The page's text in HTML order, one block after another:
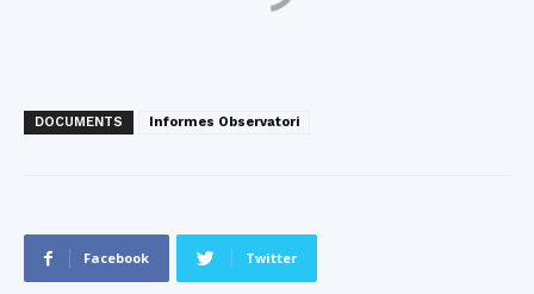
DOCUMENTS Informes Observatori
Facebook Twitter